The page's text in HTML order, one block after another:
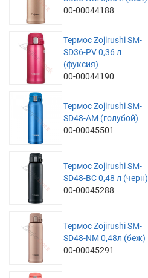
00-00044188
Термос Zojirushi SM-
SD36-PV 0,36 л
(фуксия)
00-00044190
Термос Zojirushi SM-
SD48-AM (голубой)
00-00045501
Термос Zojirushi SM-
SD48-BC 0,48 л (черн)
00-00045288
Термос Zojirushi SM-
SD48-NM 0,48л (беж)
00-00045291